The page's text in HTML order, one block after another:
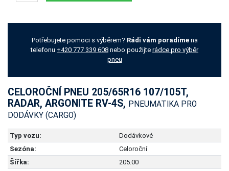
Potřebujete pomoci s výběrem? Rádi vám poradímena
telefonu +420 777 339 608 nebo použijte rádce pro výběr
pneu
CELOROČNÍ PNEU 205/65R16 107/105T,
RADAR, ARGONITE RV-4S, PNEUMATIKA PRO
DODÁVKY (CARGO)
Typ vozu:
Dodávkové
Sezóna:
Celoroční
Šířka:
205.00